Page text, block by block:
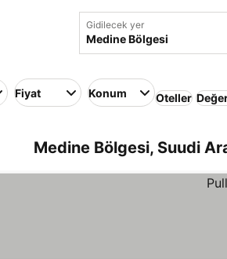
Gidilecek yer
Fiyat Konum Oteller
Medine Bölgesi, Suudi